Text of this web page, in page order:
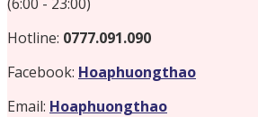
Hotline: 0777.091.090
Facebook: Hoaphuongthao
Email: Hoaphuongthao